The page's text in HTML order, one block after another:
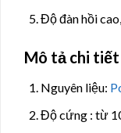
Độ đàn hồi
Mô tả chi tiết
Nguyên liệu:
Độ cứng : từ